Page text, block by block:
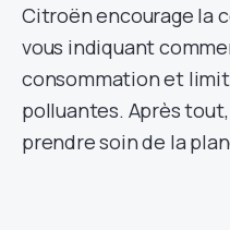
Citroën encourage la
vous indiquant
consommation et
polluantes. Après tout,
prendre soin de la